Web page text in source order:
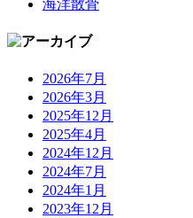
海洋散骨
2026年7月
2026年3月
2025年12月
2025年4月
2024年12月
2024年7月
2024年1月
2023年12月